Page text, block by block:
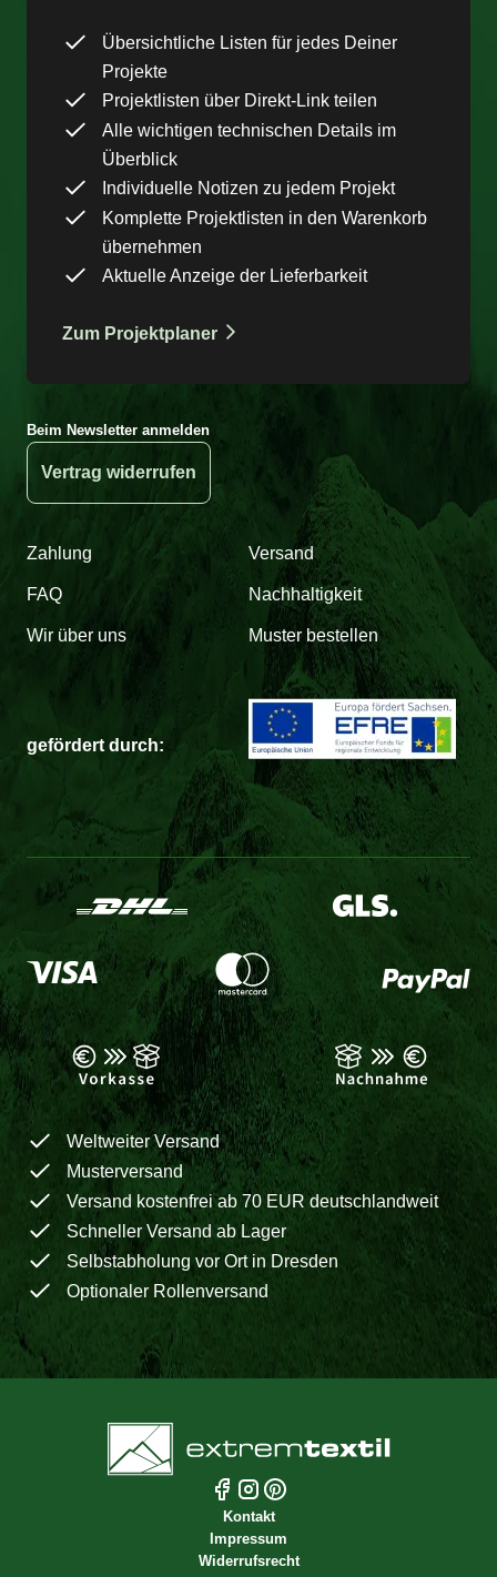
Übersichtliche Listen für jedes Deiner
Projekte
Projektlisten über Direkt-Link teilen
Alle wichtigen technischen Details im
Überblick
Individuelle Notizen zu jedem Projekt
Komplette Projektlisten in den Warenkorb
übernehmen
Aktuelle Anzeige der Lieferbarkeit
Zum Projektplaner
Beim Newsletter anmelden
Vertrag widerrufen
Zahlung Versand
FAQ Nachhaltigkeit
Wir über uns Muster bestellen
gefördert durch:
Weltweiter Versand
Musterversand
Versand kostenfrei ab 70 EUR deutschlandweit
Schneller Versand ab Lager
Selbstabholung vor Ort in Dresden
Optionaler Rollenversand
Kontakt
Impressum
Widerrufsrecht